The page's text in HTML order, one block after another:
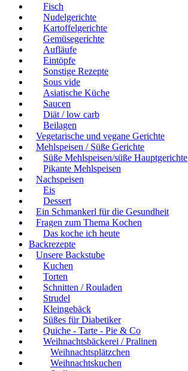
Fisch
Nudelgerichte
Kartoffelgerichte
Gemüsegerichte
Aufläufe
Eintöpfe
Sonstige Rezepte
Sous vide
Asiatische Küche
Saucen
Diät / low carb
Beilagen
Vegetarische und vegane Gerichte
Mehlspeisen / Süße Gerichte
Süße Mehlspeisen/süße Hauptgerichte
Pikante Mehlspeisen
Nachspeisen
Eis
Dessert
Ein Schmankerl für die Gesundheit
Fragen zum Thema Kochen
Das koche ich heute
Backrezepte
Unsere Backstube
Kuchen
Torten
Schnitten / Rouladen
Strudel
Kleingebäck
Süßes für Diabetiker
Quiche - Tarte - Pie & Co
Weihnachtsbäckerei / Pralinen
Weihnachtsplätzchen
Weihnachtskuchen